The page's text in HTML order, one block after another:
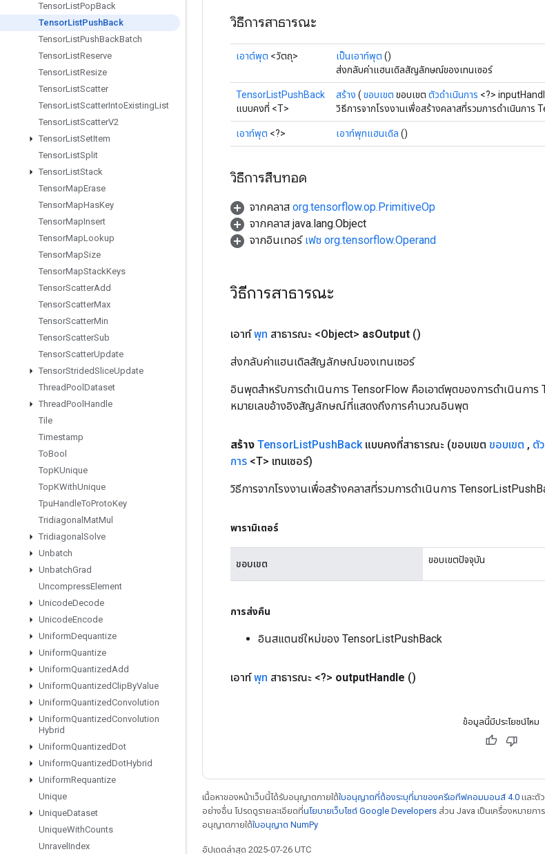
TensorListPopBack
TensorListPushBack
TensorListPushBackBatch
TensorListReserve
TensorListResize
TensorListScatter
TensorListScatterIntoExistingList
TensorListScatterV2
TensorListSetItem
TensorListSplit
TensorListStack
TensorMapErase
TensorMapHasKey
TensorMapInsert
TensorMapLookup
TensorMapSize
TensorMapStackKeys
TensorScatterAdd
TensorScatterMax
TensorScatterMin
TensorScatterSub
TensorScatterUpdate
TensorStridedSliceUpdate
ThreadPool Dataset
ThreadPool Handle
Tile
Timestamp
ToBool
TopKUnique
TopKWithUnique
TpuHandleToProtoKey
Tridiagonal MatMul
Tridiagonal Solve
Unbatch
UnbatchGrad
UncompressElement
UnicodeDecode
UnicodeEncode
UniformDequantize
UniformQuantize
UniformQuantizedAdd
UniformQuantizedClipByValue
UniformQuantizedConvolution
UniformQuantizedConvolution
Hybrid
UniformQuantizedDot
UniformQuantizedDotHybrid
UniformRequantize
Unique
UniqueDataset
UniqueWithCounts
Unravel Index
วิธีการสาธารณะ
เอาต์พุต <วัตถุ> เป็นเอาท์พุต ()
ส่งกลับค่าแฮนเดิลสัญลักษณ์ของเทนเซอร์
TensorListPushBack
แบบคงที่ <T>
สร้าง ( ขอบเขต ขอบเขต ตัวดำเนินการ <?>
วิธีการจากโรงงานเพื่อสร้างคลาสที่รวมการดำเนินการ
เอาท์พุต <?> เอาท์พุทแฮนเดิล ()
วิธีการสืบทอด
จากคลาส org.tensorflow.op.PrimitiveOp
จากคลาส java.lang.Object
จากอินเทอร์ เฟซ org.tensorflow.Operand
วิธีการสาธารณะ
เอาท์พุท สาธารณะ <Object> asOutput ()
ส่งกลับค่าแฮนเดิลสัญลักษณ์ของเทนเซอร์
อินพุตสำหรับการดำเนินการ TensorFlow คือเอาต์พุตของการดำเนินกา
หมายเลขอ้างอิงสัญลักษณ์ที่แสดงถึงการคำนวณอินพุต
สร้าง TensorListPushBackแบบคงที่สาธารณะ (ขอบเขต ขอบเขต , ตั
การ <T> เทนเซอร์)
วิธีการจากโรงงานเพื่อสร้างคลาสที่รวมการดำเนินการ
พารามิเตอร์
ขอบเขต ขอบเขตปัจจุบัน
การส่งคืน
อินสแตนซ์ใหม่ของ TensorListPushBack
เอาท์พุท สาธารณะ <?> outputHandle ()
ข้อมูลนี้มีประโยชน์ไหม
เนื้อหาของหน้าเว็บนี้ได้รับอนุญาตภายใต้ใบอนุญาตที่ต้องระบุที่มาของครีเอทีฟคอมมอนส์ 4.0 และตั
อย่างอื่น โปรดดูรายละเอียดที่นโยบายเว็บไซต์ Google Developers ส่วน Java เป็นเครื่องหมายกา
อนุญาตภายใต้ใบอนุญาต NumPy
อัปเดตล่าสุด 2025-07-26 UTC